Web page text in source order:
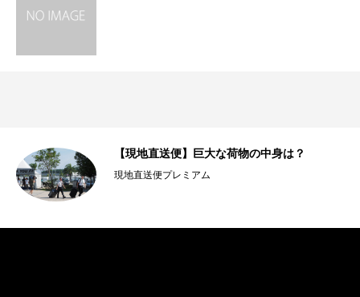
【現地直送便】巨大な荷物の中身は？
現地直送便プレミアム